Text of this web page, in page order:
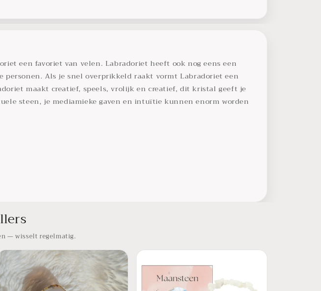
een favoriet van velen. Labradoriet heeft ook nog eens een
personen. Als je snel overprikkeld raakt vormt Labradoriet een
maakt creatief, speels, vrolijk en creatief, dit kristal geeft je
steen, je mediamieke gaven en intuïtie kunnen enorm worden
— wisselt regelmatig.